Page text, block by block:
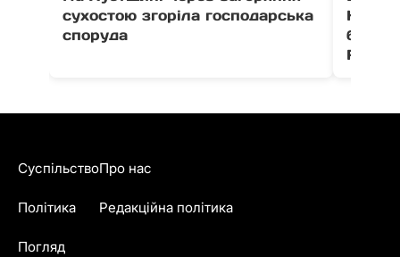
сухостою згоріла господарська
споруда
Fest
Суспільство
Політика
Погляд
Про нас
Редакційна політика